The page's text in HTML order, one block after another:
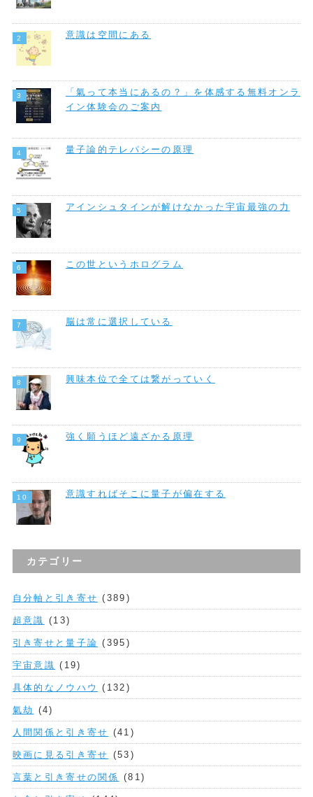
意識は空間にある
「氣って本当にあるの？」を体感する無料オンラ
イン体験会のご案内
量子論的テレパシーの原理
アインシュタインが解けなかった宇宙最強の力
この世というホログラム
脳は常に選択している
興味本位で全ては繋がっていく
強く願うほど遠ざかる原理
意識すればそこに量子が偏在する
カテゴリー
自分軸と引き寄せ (389)
超意識 (13)
引き寄せと量子論 (395)
宇宙意識 (19)
具体的なノウハウ (132)
氣劫 (4)
人間関係と引き寄せ (41)
映画に見る引き寄せ (53)
言葉と引き寄せの関係 (81)